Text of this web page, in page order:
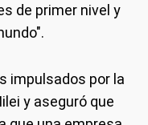
de primer nivel y
impulsados por la
y aseguró que